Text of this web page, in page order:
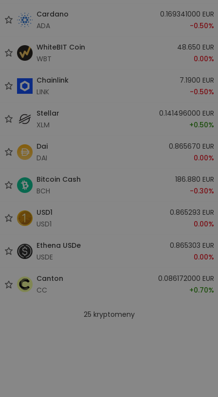
Cardano
ADA
0.169341000 EUR
-0.50%
WhiteBIT Coin
WBT
48.650 EUR
0.00%
Chainlink
LINK
7.1900 EUR
-0.50%
Stellar
XLM
0.141496000 EUR
+0.50%
Dai
DAI
0.865670 EUR
0.00%
Bitcoin Cash
BCH
186.880 EUR
-0.30%
USD1
USD1
0.865293 EUR
0.00%
Ethena USDe
USDE
0.865303 EUR
0.00%
Canton
CC
0.086172000 EUR
+0.70%
25 kryptomeny